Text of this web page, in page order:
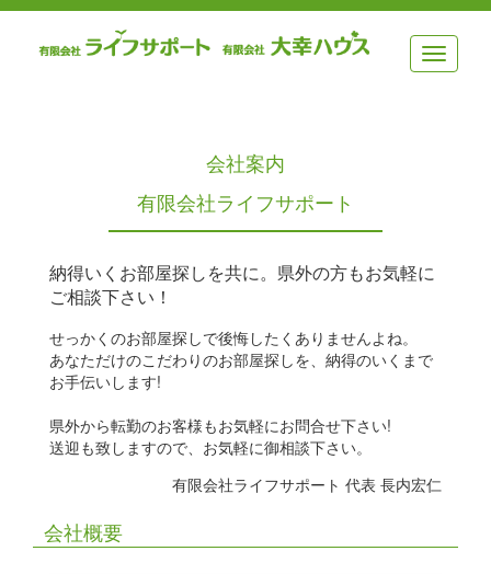
メ
ニ
会社案内
有限会社ライフサポート
納得いくお部屋探しを共に。県外の方もお気軽に
ご相談下さい！
せっかくのお部屋探しで後悔したくありませんよね。
あなただけのこだわりのお部屋探しを、納得のいくまで
お手伝いします!
県外から転勤のお客様もお気軽にお問合せ下さい!
送迎も致しますので、お気軽に御相談下さい。
有限会社ライフサポート 代表 長内宏仁
会社概要